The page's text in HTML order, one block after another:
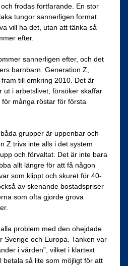
frodas fortfarande. En stor
tungor sannerligen format
vill ha det, utan att tänka så
efter.
sannerligen efter, och det
barnbarn. Generation Z,
till omkring 2010. Det är
ut i arbetslivet, försöker skaffar
många röstar för första
grupper är uppenbar och
Z trivs inte alls i det system
och förvaltat. Det är inte bara
allt längre för att få någon
som klippt och skuret för 40-
av skenande bostadspriser
som ofta gjorde grova
problem med den ohejdade
Sverige och Europa. Tanken var
i vården”, vilket i klartext
betala så lite som möjligt för att